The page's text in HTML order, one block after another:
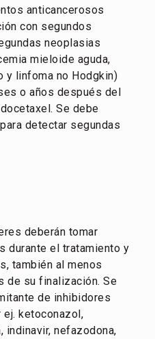
anticancerosos
con segundos
neoplasias
mieloide aguda,
y linfoma no Hodgkin)
o años después del
Se debe
detectar segundas
deberán tomar
durante el tratamiento y
también al menos
de su finalización. Se
de inhibidores
ej. ketoconazol,
indinavir, nefazodona,